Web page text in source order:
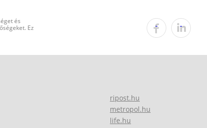
és
Ez
ripost.hu
metropol.hu
life.hu